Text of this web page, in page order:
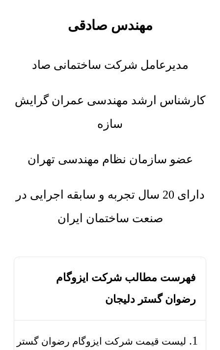
مهندس صادقی
مدیرعامل شرکت ساختمانی صاد
کارشناس ارشد مهندسی عمران گرایش
سازه
عضو سازمان نظام مهندسی تهران
دارای 20 سال تجربه و سابقه اجرایی در
صنعت ساختمان ایران
فهرست مطالب شرکت ایزوگام
رضوان گستر دلیجان
لیست قیمت شرکت ایزوگام رضوان گستر